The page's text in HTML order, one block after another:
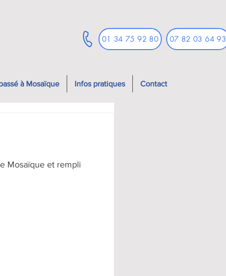
01 34 75 92 80 07 82 03 64 93
à Mosaïque Infos pratiques Contact